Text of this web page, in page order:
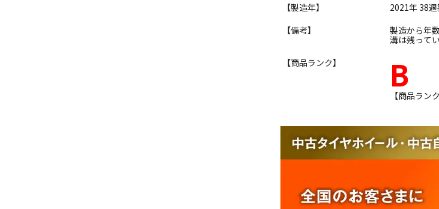
【製造年】
2021年 38
【備考】
製造から年
溝は残って
【商品ランク】
B
【商品ラ